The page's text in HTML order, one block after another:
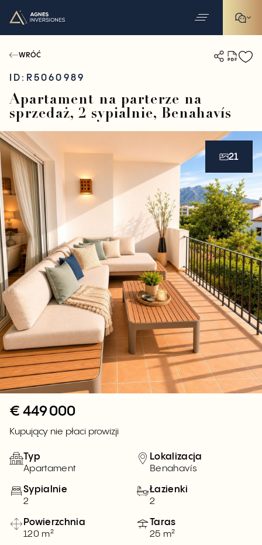
WRÓĆ
ID: R5060989
Apartament na parterze na
sprzedaż, 2 sypialnie, Benahavís
21
€ 449 000
Kupujący nie płaci prowizji
Typ
Apartament
Lokalizacja
Benahavís
Sypialnie
2
Łazienki
2
Powierzchnia
120 m²
Taras
25 m²